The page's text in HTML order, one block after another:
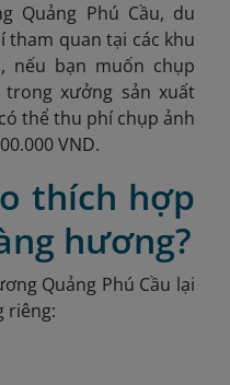
Quảng Phú Cầu, du
tham quan tại các khu
nếu bạn muốn chụp
xưởng sản xuất
thể thu phí chụp ảnh
VND.
thích hợp
hương?
Quảng Phú Cầu lại
riêng: